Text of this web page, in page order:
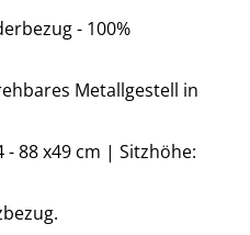
- 100%
Metallgestell in
- 88 x49 cm | Sitzhöhe: